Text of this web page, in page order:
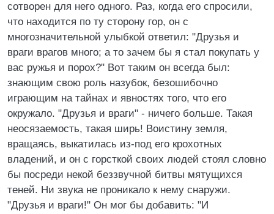
сотворен для него одного. Раз, когда его спросили,
что находится по ту сторону гор, он с
многозначительной улыбкой ответил: "Друзья и
враги врагов много; а то зачем бы я стал покупать у
вас ружья и порох?" Вот таким он всегда был:
знающим свою роль назубок, безошибочно
играющим на тайнах и явностях того, что его
окружало. "Друзья и враги" - ничего больше. Такая
неосязаемость, такая ширь! Воистину земля,
вращаясь, выкатилась из-под его крохотных
владений, и он с горсткой своих людей стоял словно
бы посреди некой беззвучной битвы мятущихся
теней. Ни звука не проникало к нему снаружи.
"Друзья и враги!" Он мог бы добавить: "И